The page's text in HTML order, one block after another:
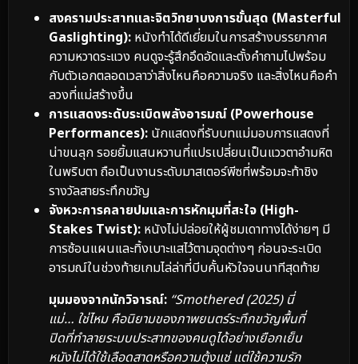
สงครามประสาทและจิตวิทยาบงการขั้นสุด (Masterful
Gaslighting): หนังทำได้ดีเยี่ยมในการสร้างบรรยากาศ
ความหวาดระแวง คนดูจะรู้สึกอึดอัดและตั้งคำถามไปพร้อม
กับตัวเอกตลอดเวลาว่าสิ่งไหนคือความจริง และสิ่งไหนคือคำ
ลวงที่แม่สร้างขึ้น
การแสดงระดับระเบิดพลังอารมณ์ (Powerhouse
Performances): นักแสดงที่รับบทแม่มอบการแสดงที่
น่าขนลุก รอยยิ้มแสนหวานที่แปรเปลี่ยนเป็นแววตาอำมหิต
ในพริบตา ถือเป็นงานระดับมาสเตอร์พีซที่พร้อมจะท้าชิง
รางวัลสายระทึกขวัญ
จังหวะการคลายปมและการหักมุมที่สะใจ (High-
Stakes Twist): หนังไม่ปล่อยให้ผู้ชมเดาทางได้ง่ายๆ มี
การซ้อนแผนและทิ้งเบาะแสไว้ตามจุดต่างๆ ก่อนจะระเบิด
อารมณ์ในช่วงท้ายเกมไล่ล่าที่บีบคั้นหัวใจจนนาทีสุดท้าย
มุมมองจากนักวิจารณ์: “Smothered (2025) นี่
แม่… ใช่ไหม คือนิยามของภาพยนตร์ระทึกขวัญพื้นที่
ปิดที่ทำลายระบบประสาทของคนดูได้อย่างเยือกเย็น
หนังไม่ได้ใช้เลือดสาดหรือความตุ้งแช่ แต่ใช้ความรัก